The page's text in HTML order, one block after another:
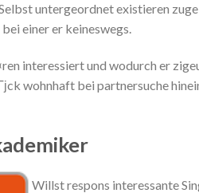
untergeordnet existieren
einer er keineswegs.
interessiert und wodurch er
wohnhaft bei partnersuche
Willst respons interessante